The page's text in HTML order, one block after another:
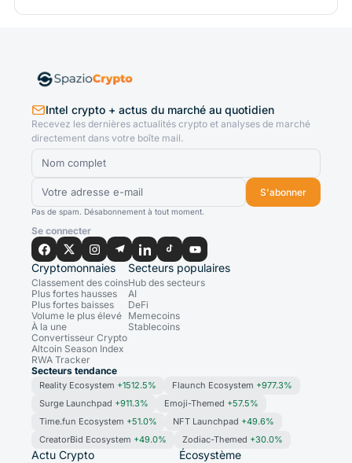
Intel crypto + actus du marché au quotidien
Recevez les dernières actualités crypto et analyses de marché
directement dans votre boîte mail.
S'abonner
Pas de spam. Désabonnement à tout moment.
Se connecter
Cryptomonnaies
Classement des coins
Plus fortes hausses
Plus fortes baisses
Volume le plus élevé
À la une
Convertisseur Crypto
Altcoin Season Index
RWA Tracker
Secteurs populaires
Hub des secteurs
AI
DeFi
Memecoins
Stablecoins
Secteurs tendance
Reality Ecosystem +1512.5% Flaunch Ecosystem +977.3%
Surge Launchpad +911.3% Emoji-Themed +57.5%
Time.fun Ecosystem +51.0% NFT Launchpad +49.6%
CreatorBid Ecosystem +49.0% Zodiac-Themed +30.0%
Actu Crypto Écosystème